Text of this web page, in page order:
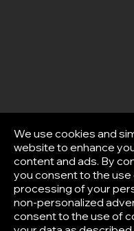
We use cookies and
website to enhance
content and ads. By
you consent to the
processing of your
non-personalized
consent to the use of